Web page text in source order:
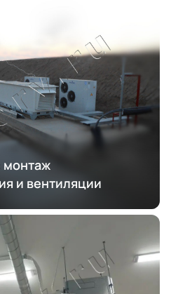
монтаж
и вентиляции